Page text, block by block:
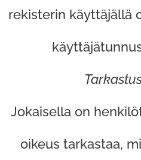
rekisterin käyttäjällä
Jokaisella on
oikeus tarkastaa,